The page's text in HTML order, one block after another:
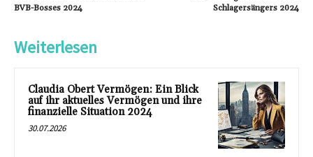
BVB-Bosses 2024
Schlagersängers 2024
Weiterlesen
Claudia Obert Vermögen: Ein Blick
auf ihr aktuelles Vermögen und ihre
finanzielle Situation 2024
30.07.2026